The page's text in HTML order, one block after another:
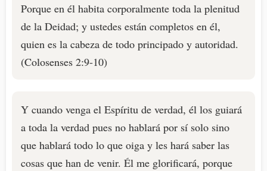
Porque en él habita corporalmente toda la plenitud
de la Deidad; y ustedes están completos en él,
quien es la cabeza de todo principado y autoridad.
(Colosenses 2:9-10)
Y cuando venga el Espíritu de verdad, él los guiará
a toda la verdad pues no hablará por sí solo sino
que hablará todo lo que oiga y les hará saber las
cosas que han de venir. Él me glorificará, porque